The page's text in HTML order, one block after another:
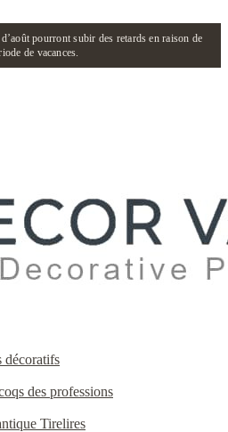
pourront subir des retards en raison de
de vacances.
décoratifs
des professions
Tirelires